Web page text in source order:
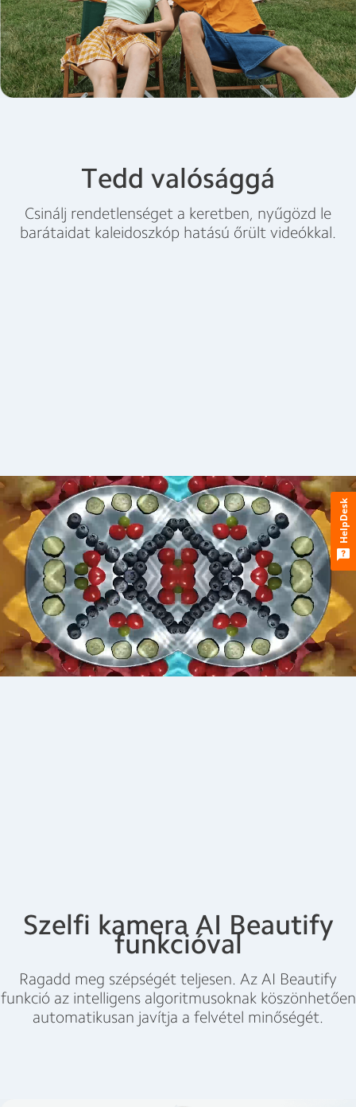
Tedd valósággá
Csinálj rendetlenséget a keretben, nyűgözd le
barátaidat kaleidoszkóp hatású őrült videókkal.
Szelfi kamera AI Beautify
funkcióval
Ragadd meg szépségét teljesen. Az AI Beautify
funkció az intelligens algoritmusoknak köszönhetően
automatikusan javítja a felvétel minőségét.
HelpDesk